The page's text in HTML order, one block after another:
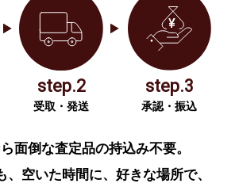
step.2
受取・発送
step.3
承認・振込
面倒な査定品の持込み不要。
、空いた時間に、好きな場所で、